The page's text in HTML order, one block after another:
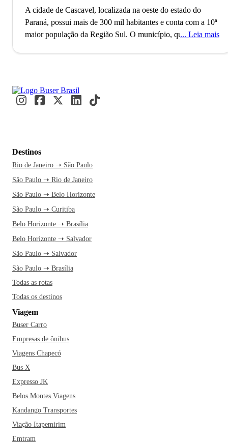
A cidade de Cascavel, localizada na oeste do estado do
Paraná, possui mais de 300 mil habitantes e conta com a 10ª
maior população da Região Sul. O município, que também é
Cascavel é, inclusive, a 3ª melhor cidade do Paraná e a 23ª
do Brasil para se fazer negócios, segundo a Revista Exame.
Casa Dirceu Rosa, uma das construções mais inusitadas do
município, além do Calçadão da Avenida Brasil, repleta de
cafés, sorveterias, revistarias e uma excelente feirinha de
artesanato. Quem viaja para Cascavel, também não pode ir
embora sem experimentar as delícias da gastronomia
com frango e pernil à pururuca. Um dos restaurantes mais
recomendados pelos moradores da cidade é, inclusive, o
Martignoni Bier.
Cascavel possui o 6º maior Produto Interno Bruto (PIB) do
significativo número de praças e parques públicos, é
bastante preocupado com a preservação ambiental. Dentre
os eventos mais populares realizados pela cidade estão o
Cascavel de Ouro, prova automobilística brasileira
considerada a principal do Brasil na categoria Turismo, a
Feira Agropecuária e Industrial de Cascavel (Expovel) e a
Se você está planejando adquirir uma passagem para viajar
pra Cascavel, não pode deixar de inserir um passeio pelo
Parque Ecológico Paulo Gorski, o Zoológico Municipal de
Cascavel, o Teatro Municipal e a Ponte Molhada. Dentre os
Leia mais
Destinos
Rio de Janeiro ➝ São Paulo
São Paulo ➝ Rio de Janeiro
São Paulo ➝ Belo Horizonte
São Paulo ➝ Curitiba
Belo Horizonte ➝ Brasília
Belo Horizonte ➝ Salvador
São Paulo ➝ Salvador
São Paulo ➝ Brasília
Todas as rotas
Todas os destinos
Viagem
Buser Carro
Empresas de ônibus
Viagens Chapecó
Bus X
Expresso JK
Belos Montes Viagens
Kandango Transportes
Viação Itapemirim
Emtram